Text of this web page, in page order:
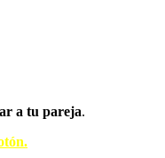
a tu pareja.